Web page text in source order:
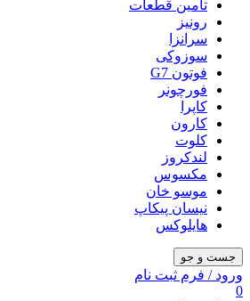
تامین قطعات
رونیز
سرانزا
سوزوکی
فوتون G7
فورچونر
کاپرا
کارون
کلوت
لندکروز
مکسوس
موسو خان
نیسان پیکاپ
هایلوکس
جست و جو
ورود / فرم ثبت نام
0